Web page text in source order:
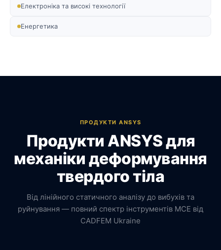
Електроніка та високі технології
Енергетика
ПРОДУКТИ ANSYS
Продукти ANSYS для
механіки деформування
твердого тіла
Від лінійного статичного аналізу до вибухів та
руйнування — повний спектр інструментів МСЕ від
CADFEM Ukraine